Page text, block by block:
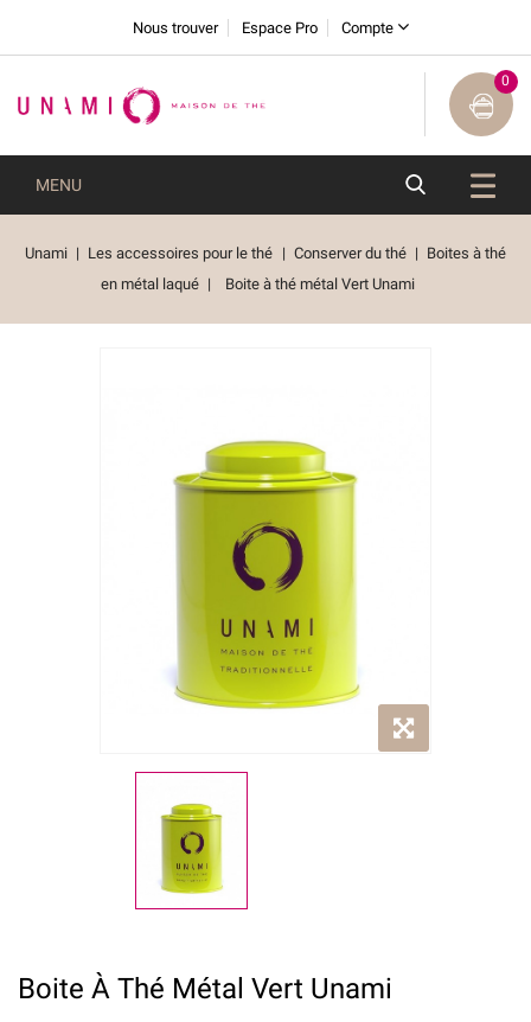
Nous trouver Espace Pro Compte
0
MENU
Unami Les accessoires pour le thé Conserver du thé
Boites à thé
en métal laqué
Boite à thé métal Vert Unami
Boite À Thé Métal Vert Unami